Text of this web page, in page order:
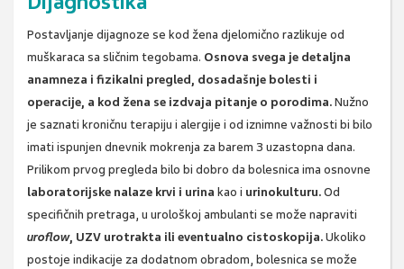
Postavljanje dijagnoze se kod žena djelomično razlikuje od
muškaraca sa sličnim tegobama. Osnova svega je detaljna
anamneza i fizikalni pregled, dosadašnje bolesti i
operacije, a kod žena se izdvaja pitanje o porodima.Nužno
je saznati kroničnu terapiju i alergije i od iznimne važnosti bi bilo
imati ispunjen dnevnik mokrenja za barem 3 uzastopna dana.
Prilikom prvog pregleda bilo bi dobro da bolesnica ima osnovne
laboratorijske nalaze krvi i urina kao i urinokulturu.Od
specifičnih pretraga, u urološkoj ambulanti se može napraviti
uroflow, UZV urotrakta ili eventualno cistoskopija.Ukoliko
postoje indikacije za dodatnom obradom, bolesnica se može